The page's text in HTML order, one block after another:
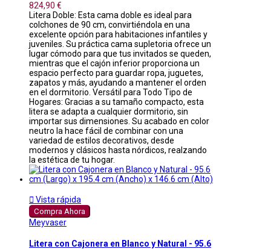
824,90 €
Litera Doble: Esta cama doble es ideal para
colchones de 90 cm, convirtiéndola en una
excelente opción para habitaciones infantiles y
juveniles. Su práctica cama supletoria ofrece un
lugar cómodo para que tus invitados se queden,
mientras que el cajón inferior proporciona un
espacio perfecto para guardar ropa, juguetes,
zapatos y más, ayudando a mantener el orden
en el dormitorio. Versátil para Todo Tipo de
Hogares: Gracias a su tamaño compacto, esta
litera se adapta a cualquier dormitorio, sin
importar sus dimensiones. Su acabado en color
neutro la hace fácil de combinar con una
variedad de estilos decorativos, desde
modernos y clásicos hasta nórdicos, realzando
la estética de tu hogar.
 Vista rápida
Compra Ahora
Meyvaser
Litera con Cajonera en Blanco y Natural - 95.6